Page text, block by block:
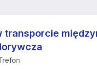
transporcie